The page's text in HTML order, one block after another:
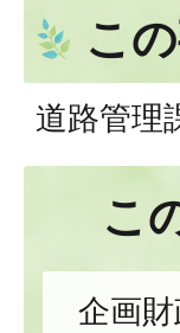
こ
道路管理
こ
企画